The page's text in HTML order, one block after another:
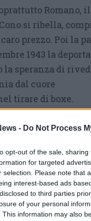
- Do Not Process
opt-out of the sale,
for targeted
selection. Please note that
interest-based ads
to third parties
of your personal
This information may also
Romano,
si ribella,
prezzo. Poi la
1943 la
speranza di
dal cuore
tirare di boxe.
praticato nei
alle guardie
kapò che
improvvisati.
in quell’inferno
attraversa la